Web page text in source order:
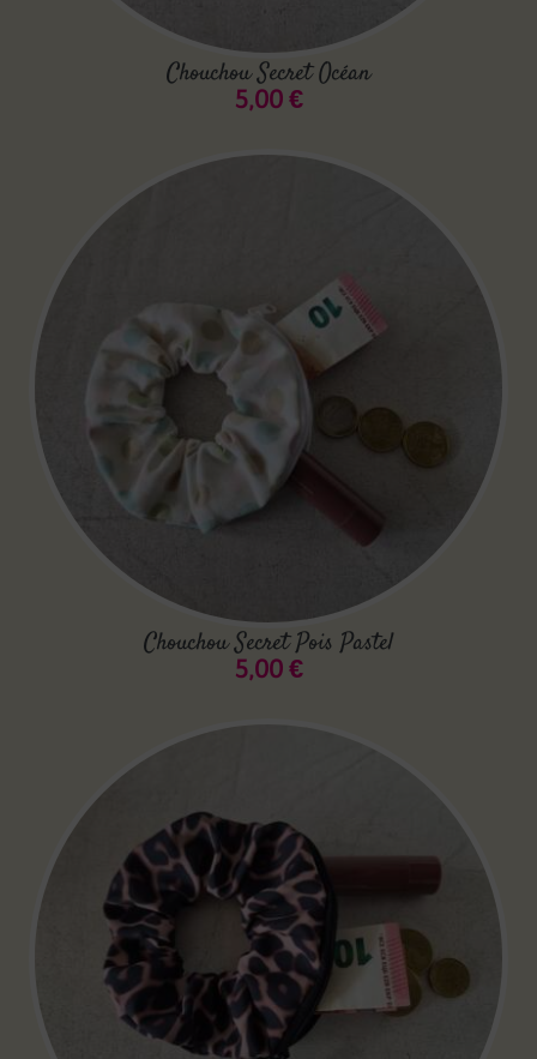
Chouchou Secret Océan
5,00 €
Chouchou Secret Pois Pastel
5,00 €